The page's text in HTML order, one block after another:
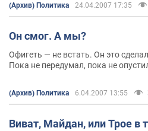
защищаясь от мальчика Вити,
под бузину в огороде и не имел
самого президентства.
(Архив) Политика 24.04.2007 17:35
Он смог. А мы?
Офигеть — не встать. Он это
Пока не передумал, пока не
в стране есть Президент. Не, круче:
Пасхе мы увидели своего
(Архив) Политика 6.04.2007 13:55
Виват, Майдан, или Трое в